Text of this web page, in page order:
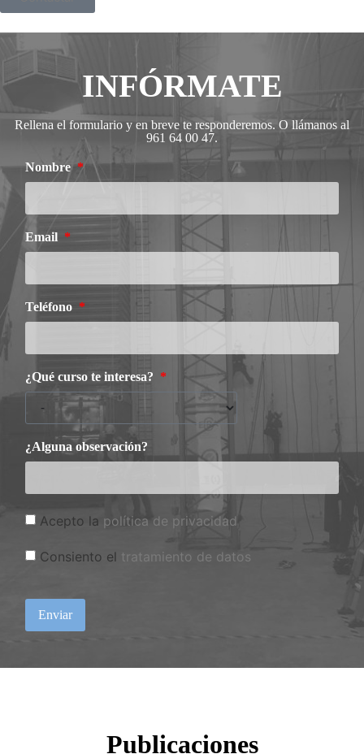
INFÓRMATE
Rellena el formulario y en breve te responderemos. O llámanos al
961 64 00 47.
Nombre
Email
Teléfono
¿Qué curso te interesa?
¿Alguna observación?
Acepto la política de privacidad
Consiento el tratamiento de datos
Enviar
Publicaciones